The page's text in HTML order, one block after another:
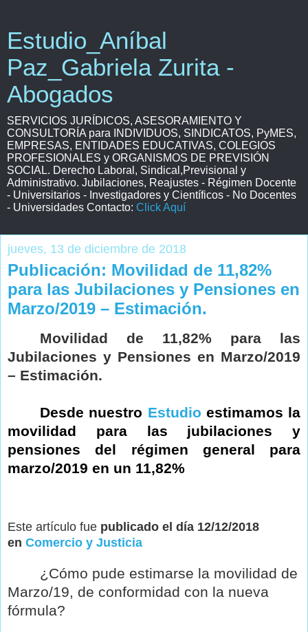
Estudio_Aníbal
Paz_Gabriela Zurita -
Abogados
SERVICIOS JURÍDICOS, ASESORAMIENTO Y
CONSULTORÍA para INDIVIDUOS, SINDICATOS, PyMES,
EMPRESAS, ENTIDADES EDUCATIVAS, COLEGIOS
PROFESIONALES y ORGANISMOS DE PREVISIÓN
SOCIAL. Derecho Laboral, Sindical,Previsional y
Administrativo. Jubilaciones, Reajustes - Régimen Docente
- Universitarios - Investigadores y Científicos - No Docentes
- Universidades Contacto: Click Aquí
jueves, 13 de diciembre de 2018
Publicación: Movilidad de 11,82%
para las Jubilaciones y Pensiones en
Marzo/2019 – Estimación.
Movilidad de 11,82% para las
Jubilaciones y Pensiones en Marzo/2019
– Estimación.
Desde nuestro Estudio estimamos la
movilidad para las jubilaciones y
pensiones del régimen general para
marzo/2019 en un 11,82%
Este artículo fue publicado el día 12/12/2018
en Comercio y Justicia
¿Cómo pude estimarse la movilidad de
Marzo/19, de conformidad con la nueva
fórmula?